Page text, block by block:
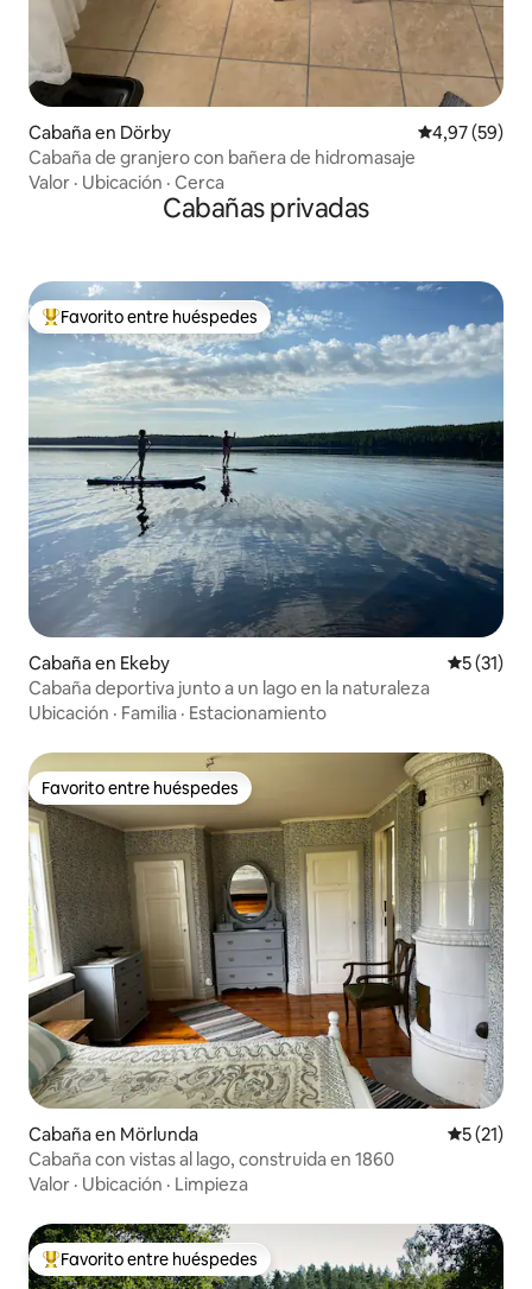
Cabaña en Dörby Calificación
4,97 (59)
Cabaña de granjero con bañera de hidromasaje
Valor · Ubicación · Cerca
Cabañas privadas
Favorito entre los huéspedes más destacados
Favorito entre huéspedes
Cabaña en Ekeby
5 (31)
Cabaña deportiva junto a un lago en la naturaleza
Ubicación · Familia · Estacionamiento
Favorito entre huéspedes
Favorito entre huéspedes
Cabaña en Mörlunda
5 (21)
Cabaña con vistas al lago, construida en 1860
Valor · Ubicación · Limpieza
Favorito entre los huéspedes más destacados
Favorito entre huéspedes